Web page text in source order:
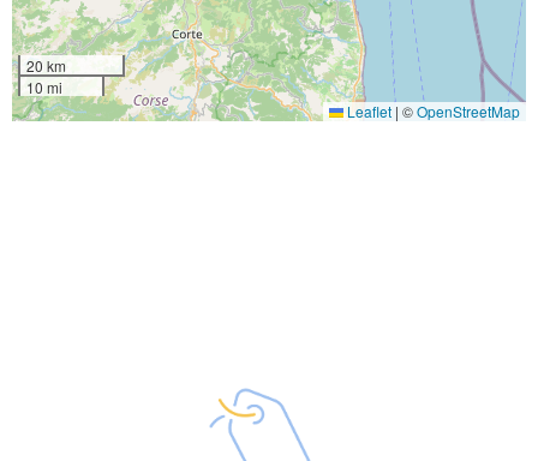
20 km
10 mi
Leaflet | ©OpenStreetMap